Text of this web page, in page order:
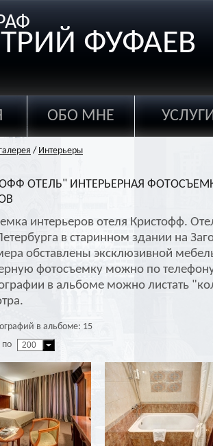
ФУФАЕВ
ОБО МНЕ
/ Интерьеры
ОТЕЛЬ" ИНТЕРЬЕРНАЯ
интерьеров отеля Кристофф.
в старинном здании на
обставлены эксклюзивной
фотосъемку можно по
в альбоме можно листать
в альбоме: 15
по
200